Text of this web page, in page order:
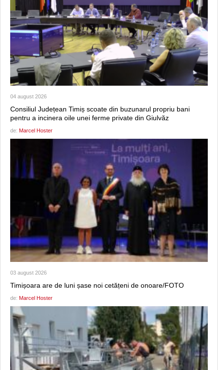
04 august 2026
Consiliul Județean Timiș scoate din buzunarul propriu bani
pentru a incinera oile unei ferme private din Giulvăz
de: Marcel Hoster
03 august 2026
Timișoara are de luni șase noi cetățeni de onoare/FOTO
de: Marcel Hoster